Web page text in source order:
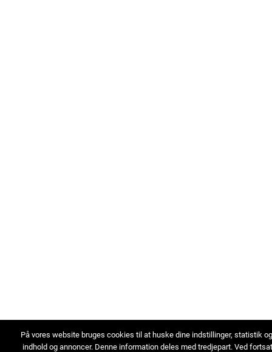
På vores website bruges cookies til at huske dine indstillinger, statistik
indhold og annoncer. Denne information deles med tredjepart. Ved